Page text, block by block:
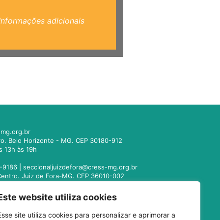
website utiliza cookies
site utiliza cookies para personalizar e aprimorar a
adicionais
Belo Horizonte - MG. CEP 30180-912
13h às 19h
9186 |seccionaljuizdefora@cress-mg.org.br
Juiz de Fora-MG. CEP 36010-002
9358 |seccionalmontesclaros@cress-